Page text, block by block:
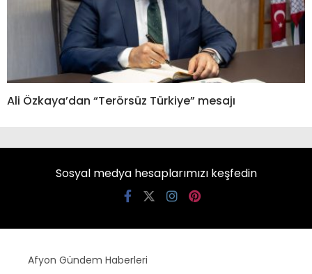
Ali Özkaya’dan “Terörsüz Türkiye” mesajı
Sosyal medya hesaplarımızı keşfedin
Afyon Gündem Haberleri